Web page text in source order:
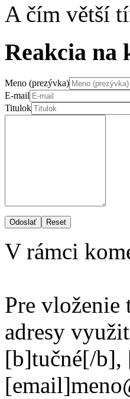
A čím větší
Reakcia na
Meno (prezývka)
E-mail
Titulok
Odoslať Reset
V rámci
Pre vloženie
adresy
[b]tučné[/b],